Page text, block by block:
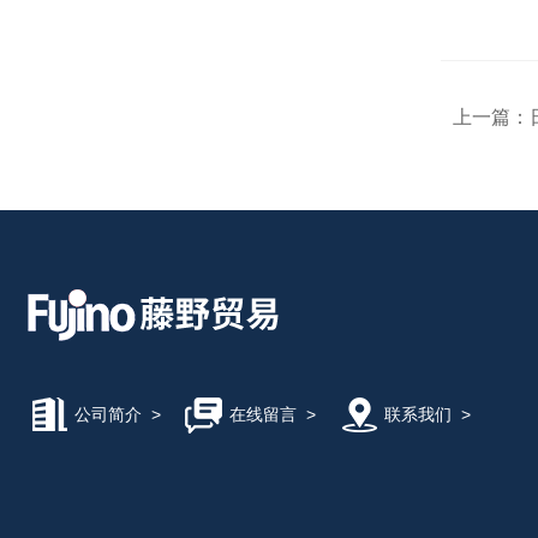
上一篇：
公司简介 > 在线留言> 联系我们 >